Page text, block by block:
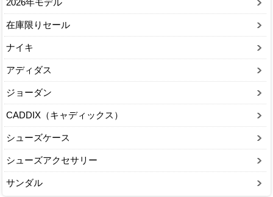
2026年モデル
在庫限りセール
ナイキ
アディダス
ジョーダン
CADDIX（キャディックス）
シューズケース
シューズアクセサリー
サンダル